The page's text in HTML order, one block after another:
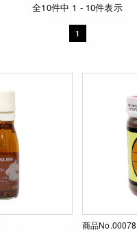
全10件中 1 - 10件表示
1
商品